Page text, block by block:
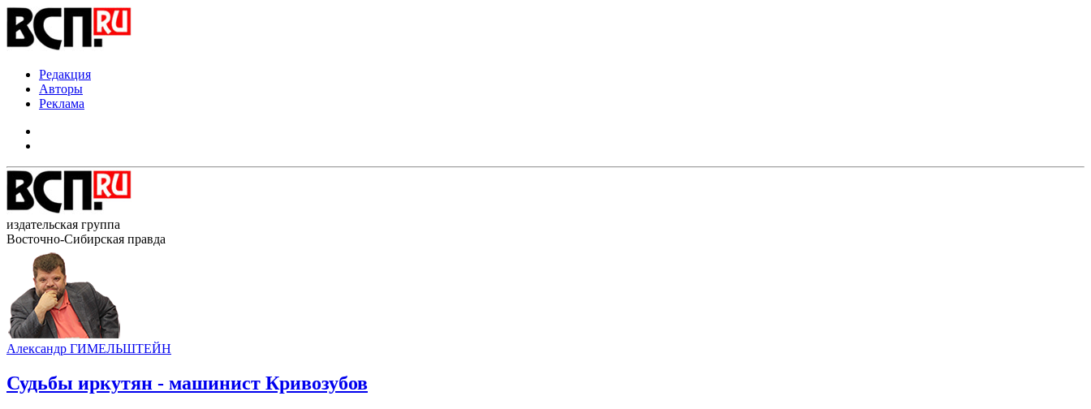
Редакция
Авторы
Реклама
издательская группа
Восточно-Сибирская правда
Александр ГИМЕЛЬШТЕЙН
Судьбы иркутян - машинист Кривозубов